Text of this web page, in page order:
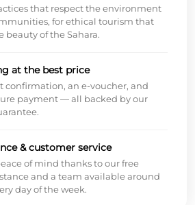
that respect the environment
for ethical tourism that
beauty of the Sahara.
at the best price
confirmation, an e-voucher, and
payment — all backed by our
& customer service
of mind thanks to our free
and a team available around
day of the week.